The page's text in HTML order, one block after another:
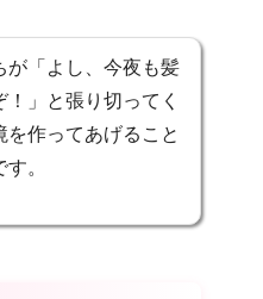
が「よし、今夜も髪
！」と張り切ってく
を作ってあげること
。